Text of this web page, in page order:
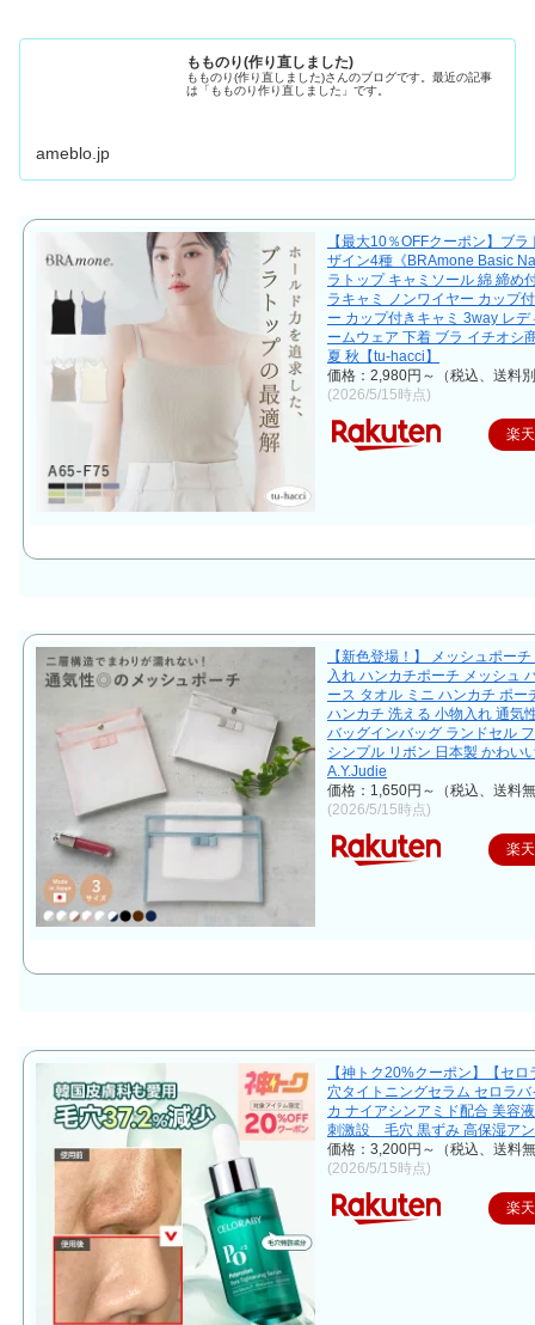
もものり(作り直しました)
もものり(作り直しました)さんのブログです。最近の記事
は「もものり作り直しました」です。
ameblo.jp
【最大10％OFFクーポン】ブラ
ザイン4種《BRAmone Basic
ラトップ キャミソール 綿 締め
ラキャミ ノンワイヤー カップ
ー カップ付きキャミ 3way レデ
ームウェア 下着 ブラ イチオシ
夏 秋【tu-hacci】
価格：2,980円～（税込、送料
(2026/5/15時点)
楽
【新色登場！】 メッシュポー
入れ ハンカチポーチ メッシュ
ース タオル ミニ ハンカチ ポー
ハンカチ 洗える 小物入れ 通気
バッグインバッグ ランドセル
シンプル リボン 日本製 かわい
A.Y.Judie
価格：1,650円～（税込、送料
(2026/5/15時点)
楽
【神トク20%クーポン】【セロ
穴タイトニングセラム セロラ
カ ナイアシンアミド配合 美容
刺激設 毛穴 黒ずみ 高保湿ア
価格：3,200円～（税込、送料
(2026/5/15時点)
楽